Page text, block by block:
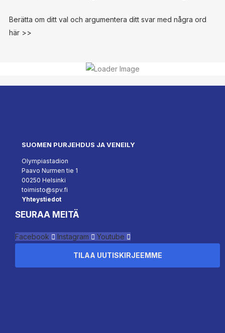
Berätta om ditt val och argumentera ditt svar med några ord
här >>
SUOMEN PURJEHDUS JA VENEILY
Olympiastadion
Paavo Nurmen tie 1
00250 Helsinki
toimisto@spv.fi
Yhteystiedot
SEURAA MEITÄ
Facebook Instagram Youtube
TILAA UUTISKIRJEEMME